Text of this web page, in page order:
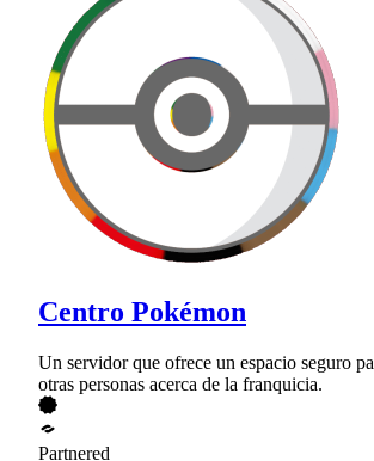
Centro Pokémon
Un servidor que ofrece un espacio seguro
otras personas acerca de la franquicia.
Partnered